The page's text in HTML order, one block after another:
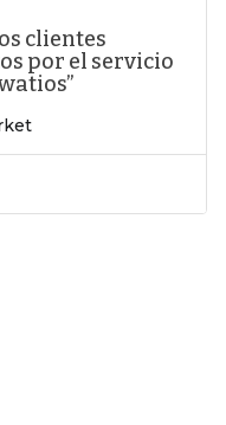
clientes
por el servicio